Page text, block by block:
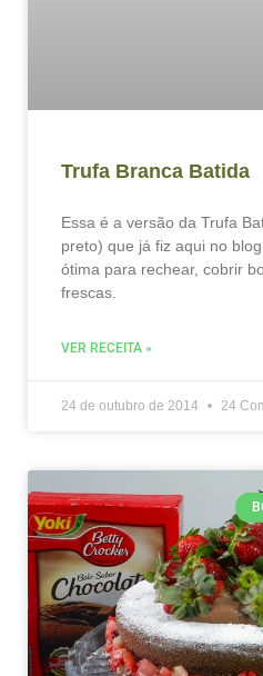
Trufa Branca Batida
Essa é a versão da Trufa
preto) que já fiz aqui no
ótima para rechear, cobrir
frescas.
VER RECEITA »
24 de outubro de 2014 24